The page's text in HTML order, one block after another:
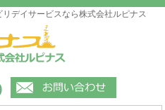
デイサービスなら株式会社ルピナス